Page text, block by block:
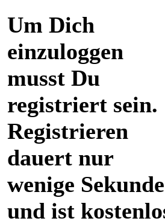
Um Dich
einzuloggen
musst Du
registriert sein.
Registrieren
dauert nur
wenige
und ist